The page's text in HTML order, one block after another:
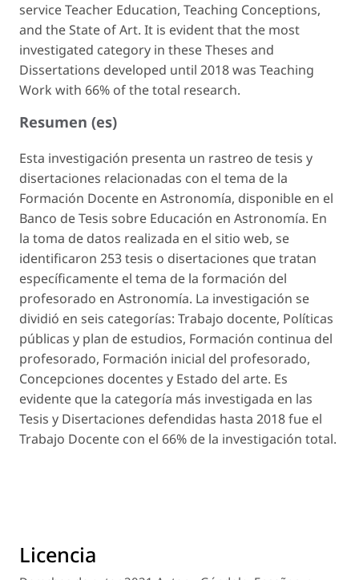
service Teacher Education, Teaching Conceptions,
and the State of Art. It is evident that the most
investigated category in these Theses and
Dissertations developed until 2018 was Teaching
Work with 66% of the total research.
Resumen (es)
Esta investigación presenta un rastreo de tesis y
disertaciones relacionadas con el tema de la
Formación Docente en Astronomía, disponible en el
Banco de Tesis sobre Educación en Astronomía. En
la toma de datos realizada en el sitio web, se
identificaron 253 tesis o disertaciones que tratan
específicamente el tema de la formación del
profesorado en Astronomía. La investigación se
dividió en seis categorías: Trabajo docente, Políticas
públicas y plan de estudios, Formación continua del
profesorado, Formación inicial del profesorado,
Concepciones docentes y Estado del arte. Es
evidente que la categoría más investigada en las
Tesis y Disertaciones defendidas hasta 2018 fue el
Trabajo Docente con el 66% de la investigación total.
Licencia